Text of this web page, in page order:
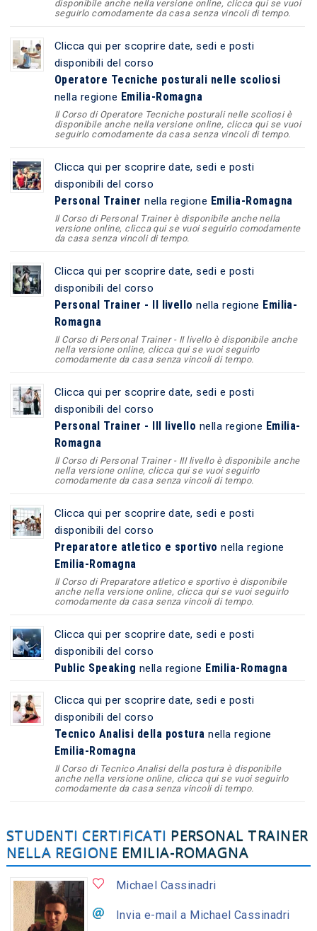
disponibile anche nella versione online, clicca qui se vuoi
seguirlo comodamente da casa senza vincoli di tempo.
Clicca qui per scoprire date, sedi e posti
disponibili del corso
Operatore Tecniche posturali nelle scoliosi
nella regione Emilia-Romagna
Il Corso di Operatore Tecniche posturali nelle scoliosi è
disponibile anche nella versione online, clicca qui se vuoi
seguirlo comodamente da casa senza vincoli di tempo.
Clicca qui per scoprire date, sedi e posti
disponibili del corso
Personal Trainer nella regione Emilia-Romagna
Il Corso di Personal Trainer è disponibile anche nella
versione online, clicca qui se vuoi seguirlo comodamente
da casa senza vincoli di tempo.
Clicca qui per scoprire date, sedi e posti
disponibili del corso
Personal Trainer - II livello nella regione Emilia-
Romagna
Il Corso di Personal Trainer - II livello è disponibile anche
nella versione online, clicca qui se vuoi seguirlo
comodamente da casa senza vincoli di tempo.
Clicca qui per scoprire date, sedi e posti
disponibili del corso
Personal Trainer - III livello nella regione Emilia-
Romagna
Il Corso di Personal Trainer - III livello è disponibile anche
nella versione online, clicca qui se vuoi seguirlo
comodamente da casa senza vincoli di tempo.
Clicca qui per scoprire date, sedi e posti
disponibili del corso
Preparatore atletico e sportivo nella regione
Emilia-Romagna
Il Corso di Preparatore atletico e sportivo è disponibile
anche nella versione online, clicca qui se vuoi seguirlo
comodamente da casa senza vincoli di tempo.
Clicca qui per scoprire date, sedi e posti
disponibili del corso
Public Speaking nella regione Emilia-Romagna
Clicca qui per scoprire date, sedi e posti
disponibili del corso
Tecnico Analisi della postura nella regione
Emilia-Romagna
Il Corso di Tecnico Analisi della postura è disponibile
anche nella versione online, clicca qui se vuoi seguirlo
comodamente da casa senza vincoli di tempo.
STUDENTI CERTIFICATI PERSONAL TRAINER
NELLA REGIONE EMILIA-ROMAGNA
Michael Cassinadri
Invia e-mail a Michael Cassinadri